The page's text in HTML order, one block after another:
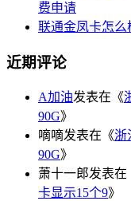
费申请
联通金凤卡怎么
近期评论
A加油发表在《
90G》
嘀嘀发表在《浙
90G》
萧十一郎发表在
卡显示15个9》